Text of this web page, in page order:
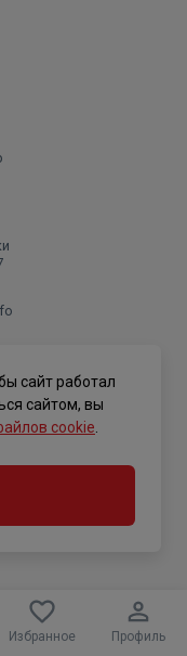
Избранное Профиль
сайт работал
сайтом, вы
cookie